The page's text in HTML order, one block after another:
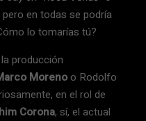
pero en todas se podría
lo tomarías tú?
producción
Moreno o Rodolfo
en el rol de
Corona, sí, el actual